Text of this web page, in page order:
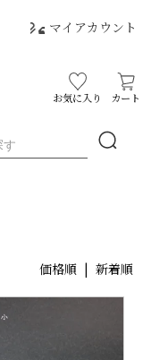
マイアカウント
お気に入り カート
価格順 | 新着順